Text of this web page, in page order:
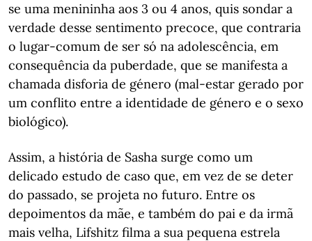
se uma menininha aos 3 ou 4 anos, quis sondar a
verdade desse sentimento precoce, que contraria
o lugar-comum de ser só na adolescência, em
consequência da puberdade, que se manifesta a
chamada disforia de género (mal-estar gerado por
um conflito entre a identidade de género e o sexo
biológico).
Assim, a história de Sasha surge como um
delicado estudo de caso que, em vez de se deter
do passado, se projeta no futuro. Entre os
depoimentos da mãe, e também do pai e da irmã
mais velha, Lifshitz filma a sua pequena estrela